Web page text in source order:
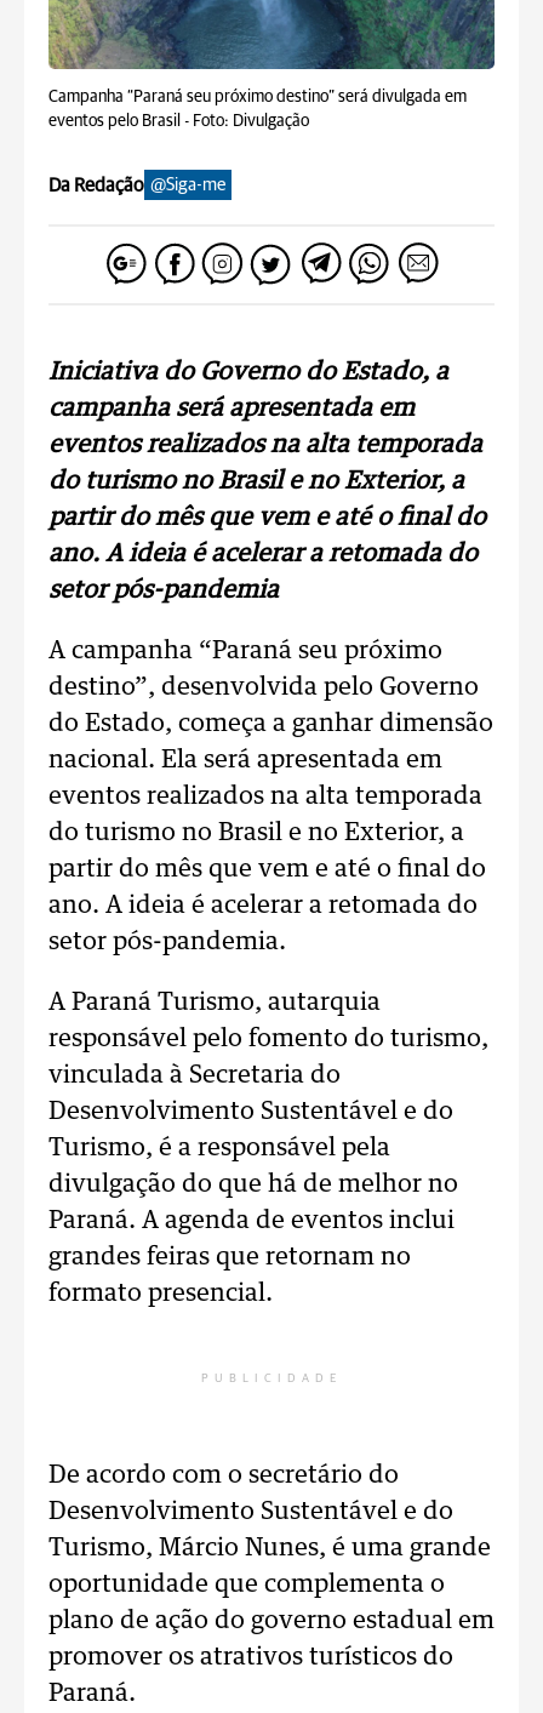
Campanha “Paraná seu próximo destino” será divulgada em
eventos pelo Brasil - Foto: Divulgação
Da Redação @Siga-me
Iniciativa do Governo do Estado, a
campanha será apresentada em
eventos realizados na alta temporada
do turismo no Brasil e no Exterior, a
partir do mês que vem e até o final do
ano. A ideia é acelerar a retomada do
setor pós-pandemia
A campanha “Paraná seu próximo
destino”, desenvolvida pelo Governo
do Estado, começa a ganhar dimensão
nacional. Ela será apresentada em
eventos realizados na alta temporada
do turismo no Brasil e no Exterior, a
partir do mês que vem e até o final do
ano. A ideia é acelerar a retomada do
setor pós-pandemia.
A Paraná Turismo, autarquia
responsável pelo fomento do turismo,
vinculada à Secretaria do
Desenvolvimento Sustentável e do
Turismo, é a responsável pela
divulgação do que há de melhor no
Paraná. A agenda de eventos inclui
grandes feiras que retornam no
formato presencial.
PUBLICIDADE
De acordo com o secretário do
Desenvolvimento Sustentável e do
Turismo, Márcio Nunes, é uma grande
oportunidade que complementa o
plano de ação do governo estadual em
promover os atrativos turísticos do
Paraná.